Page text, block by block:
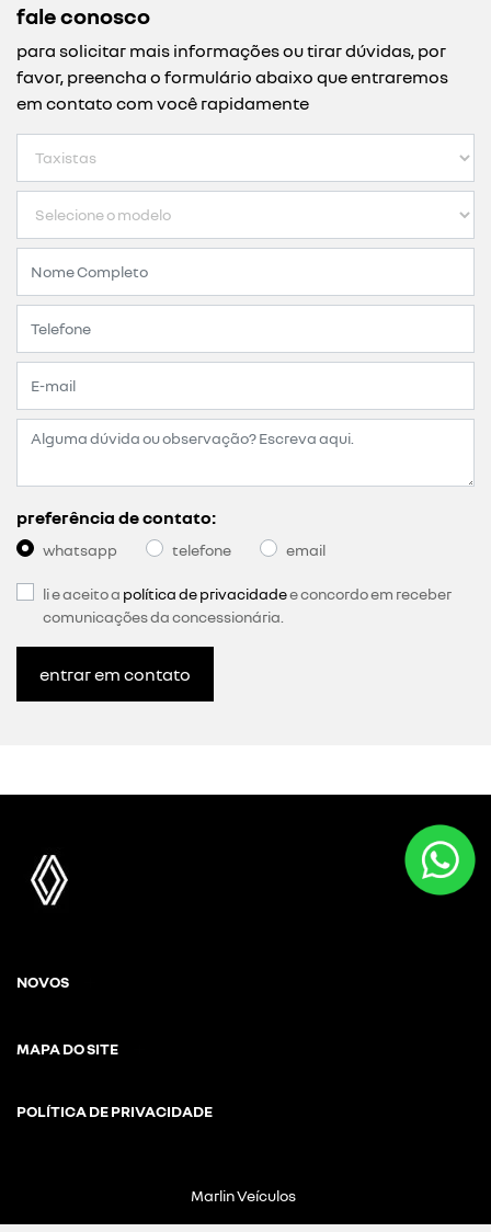
fale conosco
para solicitar mais informações ou tirar dúvidas, por
favor, preencha o formulário abaixo que entraremos
em contato com você rapidamente
preferência de contato:
whatsapp telefone email
li e aceito a política de privacidadee concordo em receber
comunicações da concessionária.
entrar em contato
NOVOS
MAPA DO SITE
POLÍTICA DE PRIVACIDADE
Marlin Veículos